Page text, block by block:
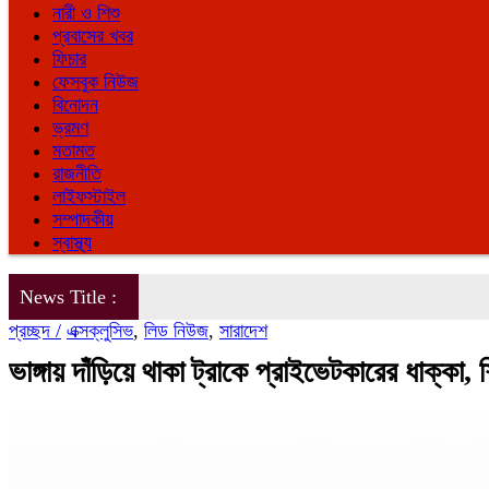
নারী ও শিশু
প্রবাসের খবর
ফিচার
ফেসবুক নিউজ
বিনোদন
ভ্রমণ
মতামত
রাজনীতি
লাইফস্টাইল
সম্পাদকীয়
স্বাস্থ্য
News Title :
প্রচ্ছদ / এক্সক্লুসিভ, লিড নিউজ, সারাদেশ
ভাঙ্গায় দাঁড়িয়ে থাকা ট্রাকে প্রাইভেটকারের